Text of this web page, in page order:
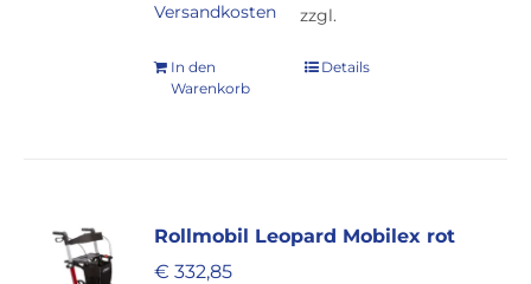
zzgl.
Versandkosten
In den
Warenkorb
Details
Rollmobil Leopard Mobilex rot
€ 332,85